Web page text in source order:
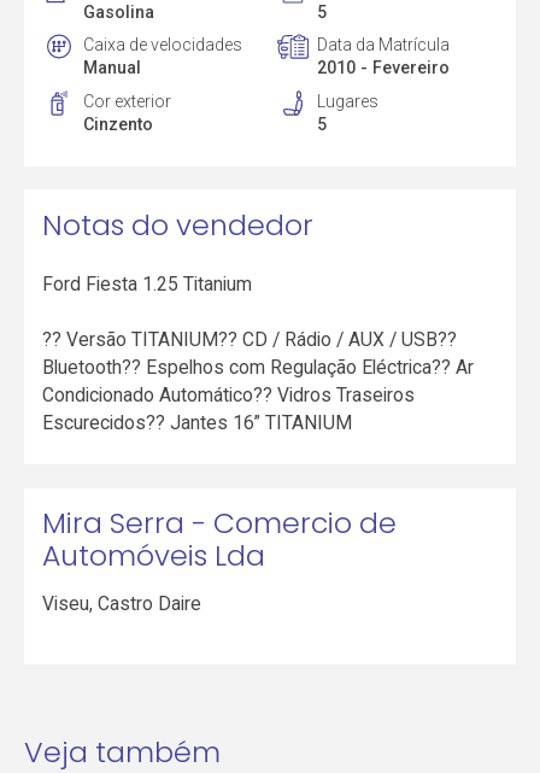
Gasolina
5
Caixa de velocidades
Manual
Data da Matrícula
2010 - Fevereiro
Cor exterior
Cinzento
Lugares
5
Notas do vendedor
Ford Fiesta 1.25 Titanium
?? Versão TITANIUM?? CD / Rádio / AUX / USB??
Bluetooth?? Espelhos com Regulação Eléctrica?? Ar
Condicionado Automático?? Vidros Traseiros
Escurecidos?? Jantes 16” TITANIUM
Mira Serra - Comercio de
Automóveis Lda
Viseu,Castro Daire
Veja também